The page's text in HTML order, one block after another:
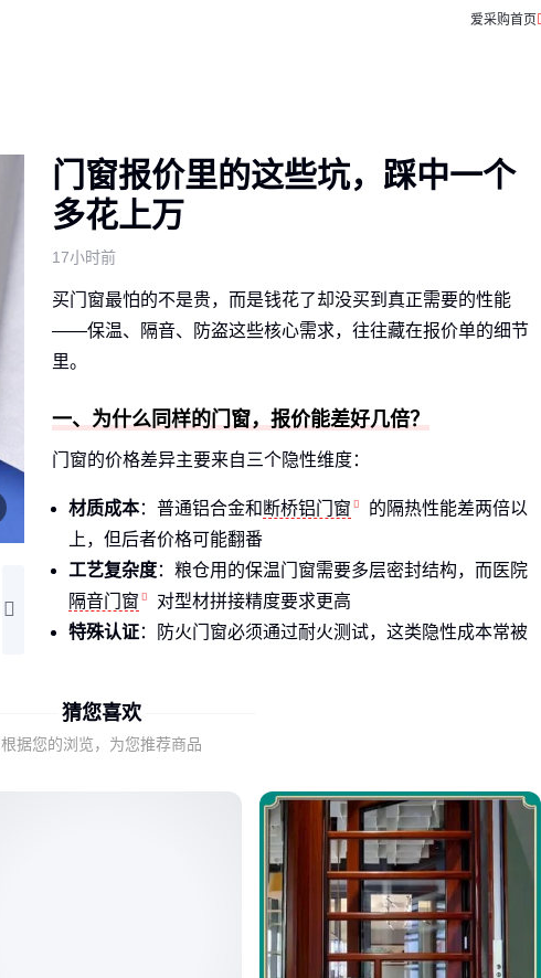
爱采购首页
门窗报价里的这些坑，踩中一个
多花上万
17小时前
买门窗最怕的不是贵，而是钱花了却没买到真正需要的性能
——保温、隔音、防盗这些核心需求，往往藏在报价单的细节
里。
一、为什么同样的门窗，报价能差好几倍？
门窗的价格差异主要来自三个隐性维度：
材质成本：普通铝合金和 断桥铝门窗
的隔热性能差两倍以
上，但后者价格可能翻番
工艺复杂度：粮仓用的保温门窗需要多层密封结构，而医院
隔音门窗
对型材拼接精度要求更高
特殊认证：防火门窗必须通过耐火测试，这类隐性成本常被
比如医院走廊用的隔音门，表面看只是多了层密封条，实际需
要钢质门框+岩棉填充才能达到降噪要求：
二、从材质到工艺的本质区别
选门窗就像选汽车发动机——外观看不出差别，但内在结构决
猜您喜欢
根据您的浏览，为您推荐商品